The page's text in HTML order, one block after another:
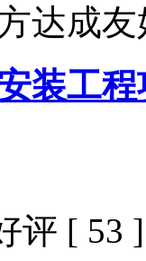
达成
装工
评 [ 53 ]